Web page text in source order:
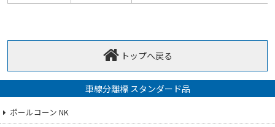
トップへ戻る
車線分離標 スタンダード品
ポールコーン NK